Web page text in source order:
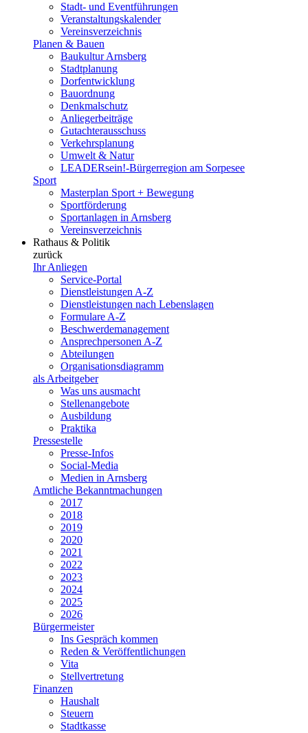
Stadt- und Eventführungen
Veranstaltungskalender
Vereinsverzeichnis
Planen & Bauen
Baukultur Arnsberg
Stadtplanung
Dorfentwicklung
Bauordnung
Denkmalschutz
Anliegerbeiträge
Gutachterausschuss
Verkehrsplanung
Umwelt & Natur
LEADERsein!-Bürgerregion am Sorpesee
Sport
Masterplan Sport + Bewegung
Sportförderung
Sportanlagen in Arnsberg
Vereinsverzeichnis
Rathaus & Politik
zurück
Ihr Anliegen
Service-Portal
Dienstleistungen A-Z
Dienstleistungen nach Lebenslagen
Formulare A-Z
Beschwerdemanagement
Ansprechpersonen A-Z
Abteilungen
Organisationsdiagramm
als Arbeitgeber
Was uns ausmacht
Stellenangebote
Ausbildung
Praktika
Pressestelle
Presse-Infos
Social-Media
Medien in Arnsberg
Amtliche Bekanntmachungen
2017
2018
2019
2020
2021
2022
2023
2024
2025
2026
Bürgermeister
Ins Gespräch kommen
Reden & Veröffentlichungen
Vita
Stellvertretung
Finanzen
Haushalt
Steuern
Stadtkasse